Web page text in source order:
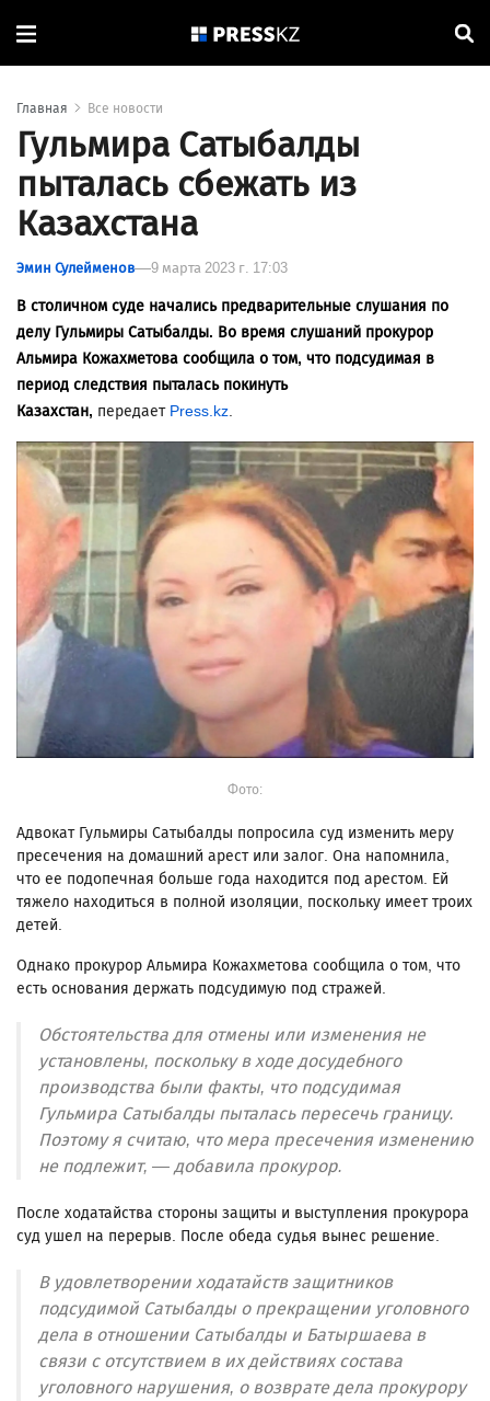
Главная Все новости
Гульмира Сатыбалды
пыталась сбежать из
Казахстана
Эмин Сулейменов 9 марта 2023 г. 17:03
В столичном суде начались предварительные слушания по
делу Гульмиры Сатыбалды. Во время слушаний прокурор
Альмира Кожахметова сообщила о том, что подсудимая в
период следствия пыталась покинуть
Казахстан, передает Press.kz.
Фото:
Адвокат Гульмиры Сатыбалды попросила суд изменить меру
пресечения на домашний арест или залог. Она напомнила,
что ее подопечная больше года находится под арестом. Ей
тяжело находиться в полной изоляции, поскольку имеет троих
детей.
Однако прокурор Альмира Кожахметова сообщила о том, что
есть основания держать подсудимую под стражей.
Обстоятельства для отмены или изменения не
установлены, поскольку в ходе досудебного
производства были факты, что подсудимая
Гульмира Сатыбалды пыталась пересечь границу.
Поэтому я считаю, что мера пресечения изменению
не подлежит, — добавила прокурор.
После ходатайства стороны защиты и выступления прокурора
суд ушел на перерыв. После обеда судья вынес решение.
В удовлетворении ходатайств защитников
подсудимой Сатыбалды о прекращении уголовного
дела в отношении Сатыбалды и Батыршаева в
связи с отсутствием в их действиях состава
уголовного нарушения, о возврате дела прокурору